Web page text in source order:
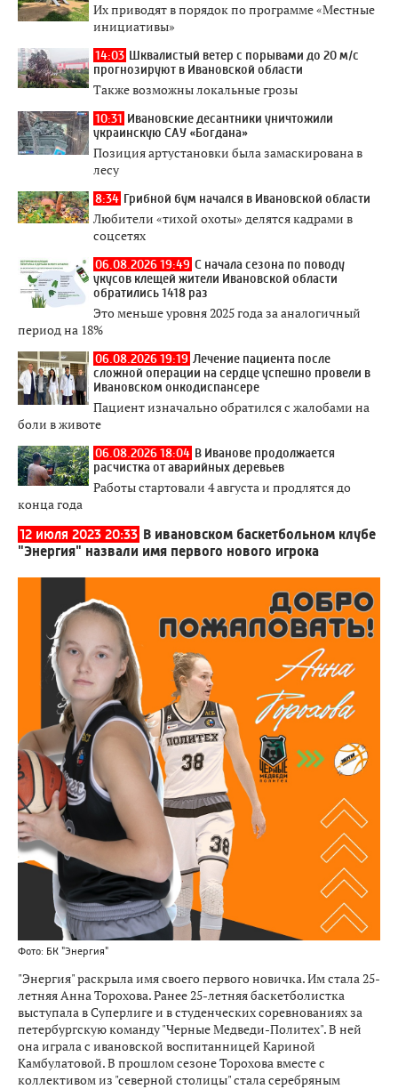
Их приводят в порядок по программе «Местные
инициативы»
14:03 Шквалистый ветер с порывами до 20 м/с
прогнозируют в Ивановской области
Также возможны локальные грозы
10:31 Ивановские десантники уничтожили
украинскую САУ «Богдана»
Позиция артустановки была замаскирована в
лесу
8:34 Грибной бум начался в Ивановской области
Любители «тихой охоты» делятся кадрами в
соцсетях
06.08.2026 19:49 С начала сезона по поводу
укусов клещей жители Ивановской области
обратились 1418 раз
Это меньше уровня 2025 года за аналогичный
период на 18%
06.08.2026 19:19 Лечение пациента после
сложной операции на сердце успешно провели в
Ивановском онкодиспансере
Пациент изначально обратился с жалобами на
боли в животе
06.08.2026 18:04 В Иванове продолжается
расчистка от аварийных деревьев
Работы стартовали 4 августа и продлятся до
конца года
12 июля 2023 20:33 В ивановском баскетбольном клубе
"Энергия" назвали имя первого нового игрока
Фото: БК "Энергия"
"Энергия" раскрыла имя своего первого новичка. Им стала 25-
летняя Анна Торохова. Ранее 25-летняя баскетболистка
выступала в Суперлиге и в студенческих соревнованиях за
петербургскую команду "Черные Медведи-Политех". В ней
она играла с ивановской воспитанницей Кариной
Камбулатовой. В прошлом сезоне Торохова вместе с
коллективом из "северной столицы" стала серебряным